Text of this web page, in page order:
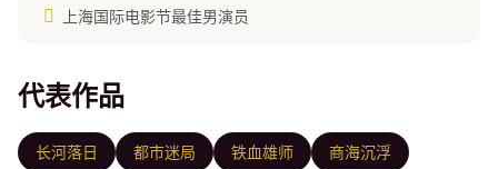
上海国际电影节最佳男演员
代表作品
长河落日 都市迷局 铁血雄师 商海沉浮